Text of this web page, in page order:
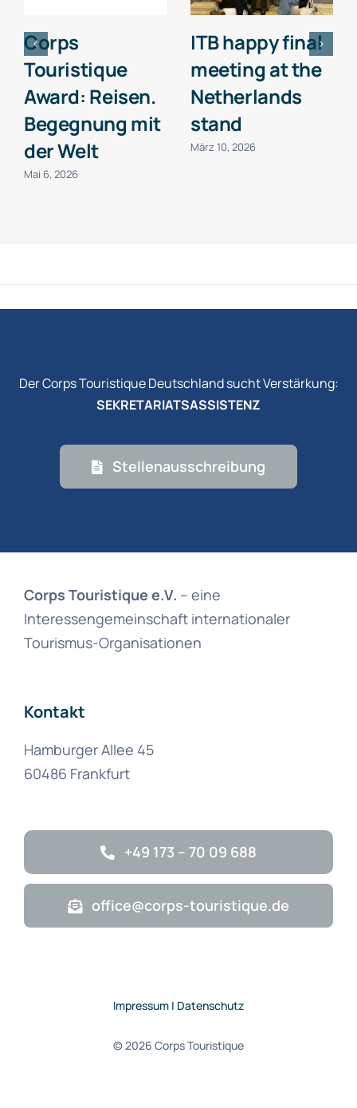
Corps
Touristique
Award: Reisen.
Begegnung mit
der Welt
Mai 6, 2026
ITB happy final
meeting at the
Netherlands
stand
März 10, 2026
Der Corps Touristique Deutschland sucht Verstärkung:
SEKRETARIATSASSISTENZ
Stellenausschreibung
Corps Touristique e.V. – eine
Interessengemeinschaft internationaler
Tourismus-Organisationen
Kontakt
Hamburger Allee 45
60486 Frankfurt
+49 173 – 70 09 688
office@corps-touristique.de
Impressum | Datenschutz
© 2026 Corps Touristique